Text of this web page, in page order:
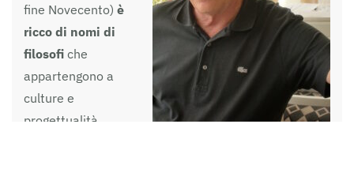
fine Novecento) è
ricco di nomi di
filosofi che
appartengono a
culture e
progettualità